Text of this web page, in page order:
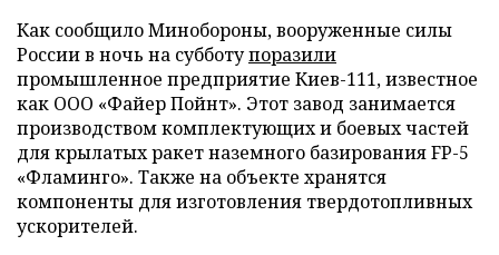
Как сообщило Минобороны, вооруженные силы
России в ночь на субботупоразили
промышленное предприятие Киев-111, известное
как ООО «Файер Пойнт». Этот завод занимается
производством комплектующих и боевых частей
для крылатых ракет наземного базирования FP-5
«Фламинго». Также на объекте хранятся
компоненты для изготовления твердотопливных
ускорителей.